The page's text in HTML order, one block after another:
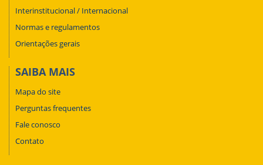
Interinstitucional / Internacional
Normas e regulamentos
Orientações gerais
SAIBA MAIS
Mapa do site
Perguntas frequentes
Fale conosco
Contato